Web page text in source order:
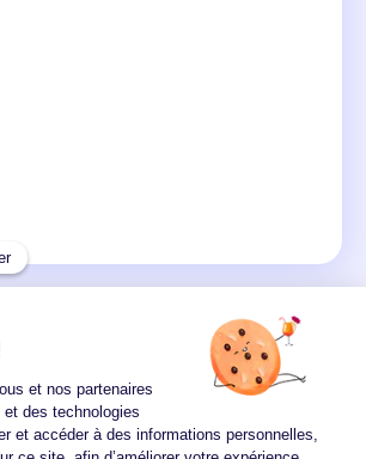
engage et doit être remboursé.
de remboursement avant de